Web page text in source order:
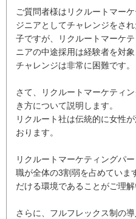
ご質問者様はリクルートマー
ジニアとしてチャレンジをさ
子ですが、リクルートマーケ
ニアの中途採用は経験者を対
チャレンジは非常に困難です。
さて、リクルートマーケティ
き方について説明します。
リクルート社は伝統的に女性
おります。
リクルートマーケティングパ
職が全体の3割弱を占めていま
だける環境であることがご理
さらに、フルフレックス制の